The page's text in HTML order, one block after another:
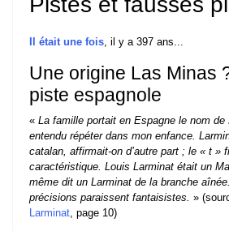
Il était une fois , il y a 397 ans...
Une origine Las Minas
piste espagnole
« La famille portait en Espagne le nom
entendu répéter dans mon enfance.
catalan, affirmait-on d’autre part ; le « t »
caractéristique. Louis Larminat était un
même dit un Larminat de la branche
précisions paraissent fantaisistes. »
Larminat , page 10)